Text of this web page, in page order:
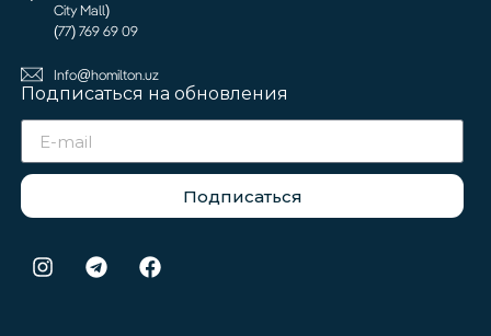
City Mall)
(77) 769 69 09
Info@homilton.uz
Подписаться на обновления
Подписаться